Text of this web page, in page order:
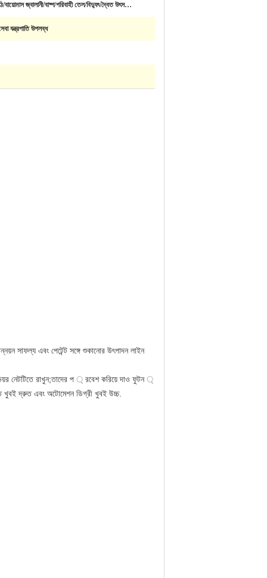
বায়োমাস জ্বালানী/বাষ্প/পরিবাহী তেল/বিদ্যুৎ/দ্বৈত উৎস…
যন্ত্রপাতি উপলব্ধ
সাফল্য এবং পেটেন্ট সঙ্গে শুকানোর উৎপাদন লাইন
নেটটিতে রাখুন;তাদের প ্ রবেশ করিয়ে দাও ফুটন
খুবই দ্রুত এবং অটোমেশন ডিগ্রী খুবই উচ্চ.